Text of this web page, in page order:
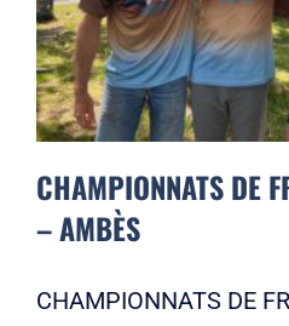
CHAMPIONNATS DE
– AMBÈS
CHAMPIONNATS DE